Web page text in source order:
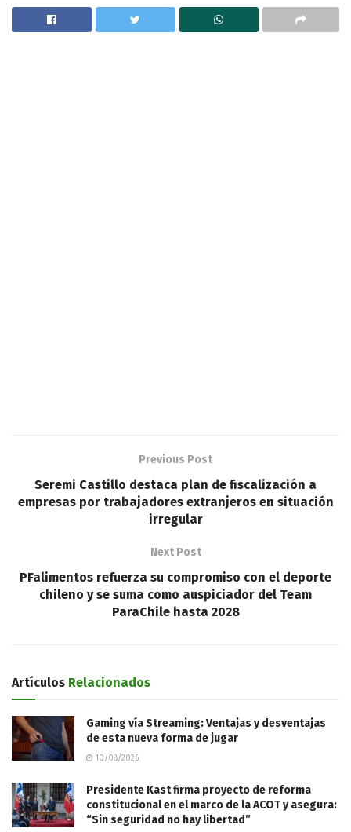
Previous Post
Seremi Castillo destaca plan de fiscalización a
empresas por trabajadores extranjeros en situación
irregular
Next Post
PFalimentos refuerza su compromiso con el deporte
chileno y se suma como auspiciador del Team
ParaChile hasta 2028
Artículos Relacionados
Gaming vía Streaming: Ventajas y desventajas
de esta nueva forma de jugar
10/08/2026
Presidente Kast firma proyecto de reforma
constitucional en el marco de la ACOT y asegura:
“Sin seguridad no hay libertad”